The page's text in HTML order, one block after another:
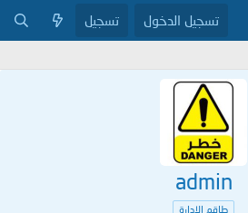
تسجيل الدخول تسجيل
admin
طاقم الإدارة